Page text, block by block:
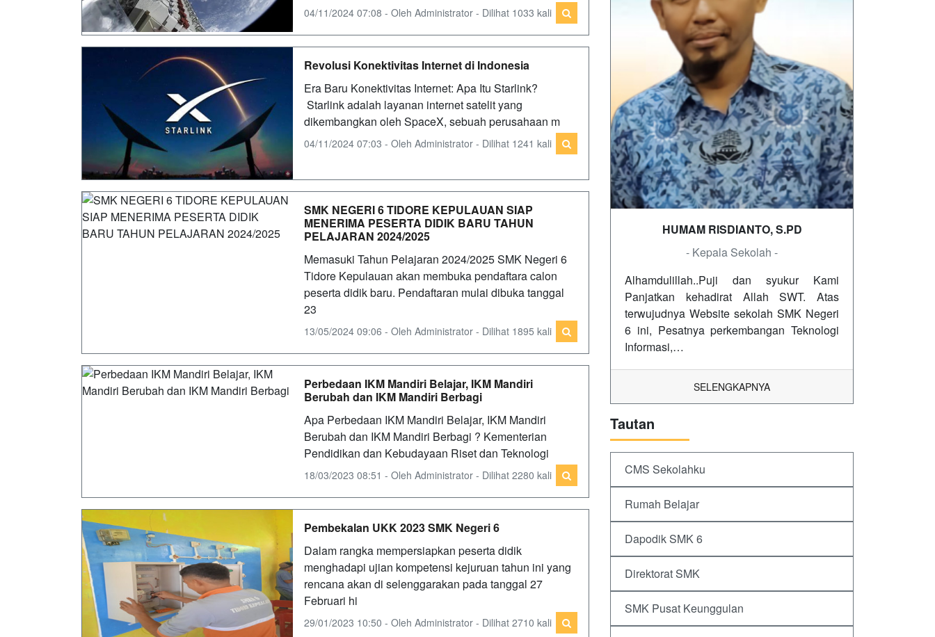
04/11/2024 07:08 - Oleh Administrator - Dilihat 1033 kali
Revolusi Konektivitas Internet di Indonesia
Era Baru Konektivitas Internet: Apa Itu Starlink?
Starlink adalah layanan internet satelit yang
dikembangkan oleh SpaceX, sebuah perusahaan m
04/11/2024 07:03 - Oleh Administrator - Dilihat 1241 kali
SMK NEGERI 6 TIDORE KEPULAUAN SIAP
MENERIMA PESERTA DIDIK BARU TAHUN
PELAJARAN 2024/2025
Memasuki Tahun Pelajaran 2024/2025 SMK Negeri 6
Tidore Kepulauan akan membuka pendaftara calon
peserta didik baru. Pendaftaran mulai dibuka tanggal
23
13/05/2024 09:06 - Oleh Administrator - Dilihat 1895 kali
Perbedaan IKM Mandiri Belajar, IKM Mandiri
Berubah dan IKM Mandiri Berbagi
Apa Perbedaan IKM Mandiri Belajar, IKM Mandiri
Berubah dan IKM Mandiri Berbagi ? Kementerian
Pendidikan dan Kebudayaan Riset dan Teknologi
18/03/2023 08:51 - Oleh Administrator - Dilihat 2280 kali
Pembekalan UKK 2023 SMK Negeri 6
Dalam rangka mempersiapkan peserta didik
menghadapi ujian kompetensi kejuruan tahun ini yang
rencana akan di selenggarakan pada tanggal 27
Februari hi
29/01/2023 10:50 - Oleh Administrator - Dilihat 2710 kali
HUMAM RISDIANTO, S.PD
- Kepala Sekolah -
Alhamdulillah..Puji dan syukur Kami
Panjatkan kehadirat Allah SWT. Atas
terwujudnya Website sekolah SMK Negeri
6 ini, Pesatnya perkembangan Teknologi
Informasi,…
SELENGKAPNYA
Tautan
CMS Sekolahku
Rumah Belajar
Dapodik SMK 6
Direktorat SMK
SMK Pusat Keunggulan